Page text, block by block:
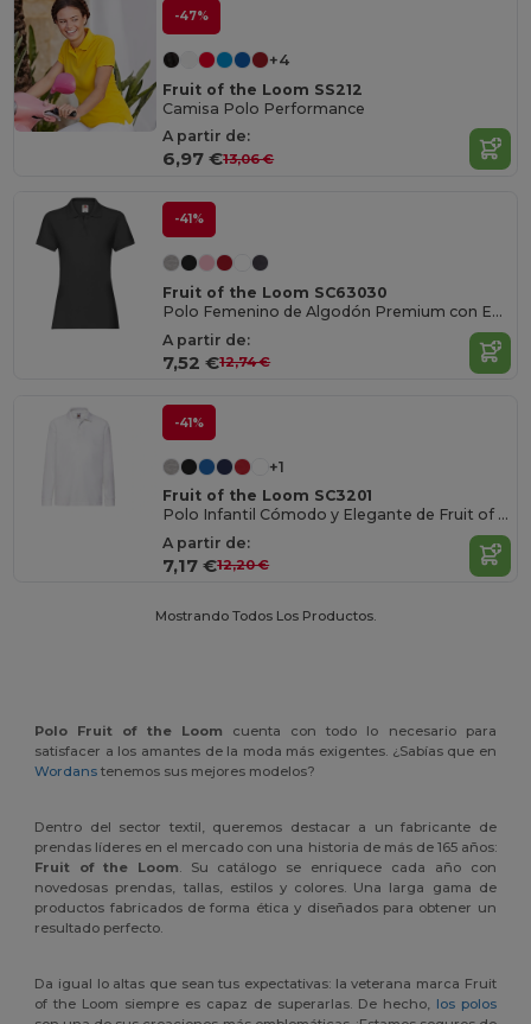
-47%
+4
Fruit of the Loom SS212
Camisa Polo Performance
A partir de:
6,97 €13,06 €
-41%
Fruit of the Loom SC63030
Polo Femenino de Algodón Premium con Estilo
A partir de:
7,52 €12,74 €
-41%
+1
Fruit of the Loom SC3201
Polo Infantil Cómodo y Elegante de Fruit of the Loom
A partir de:
7,17 €12,20 €
Mostrando Todos Los Productos.
Polo Fruit of the Loom cuenta con todo lo necesario para
satisfacer a los amantes de la moda más exigentes. ¿Sabías que en
Wordans tenemos sus mejores modelos?
Dentro del sector textil, queremos destacar a un fabricante de
prendas líderes en el mercado con una historia de más de 165 años:
Fruit of the Loom. Su catálogo se enriquece cada año con
novedosas prendas, tallas, estilos y colores. Una larga gama de
productos fabricados de forma ética y diseñados para obtener un
resultado perfecto.
Da igual lo altas que sean tus expectativas: la veterana marca Fruit
of the Loom siempre es capaz de superarlas. De hecho, los polos